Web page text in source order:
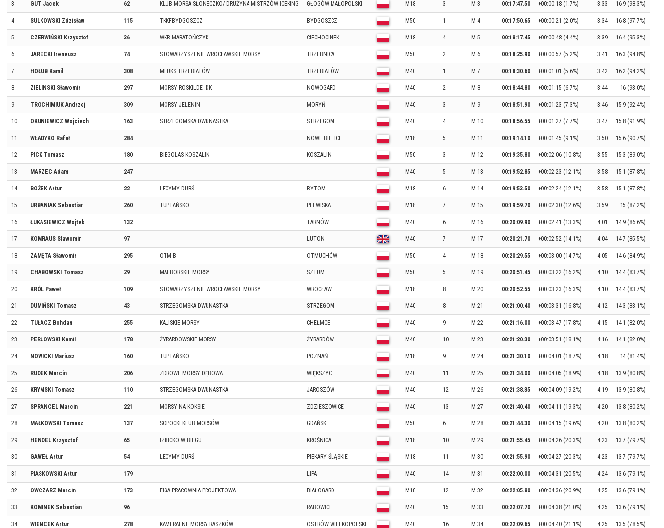
3 GUT Jacek 62 KLUB MORSA SŁONECZKO/ DRUŻYNA MISTRZÓW ICEKING GŁOGÓW MAŁOPOLSKI M18 3 M 3 00:17:47.50 +00:00:18 (1.7%) 3:33 16.9 (98.3%)
4 SULKOWSKI Zdzisław 115 TKKFBYDGOSZCZ BYDGOSZCZ M50 1 M 4 00:17:50.65 +00:00:21 (2.0%) 3:34 16.8 (97.7%)
5 CZERWIŃSKI Krzysztof 36 WKB MARATOŃCZYK CIECHOCINEK M18 4 M 5 00:18:17.45 +00:00:48 (4.4%) 3:39 16.4 (95.3%)
6 JARECKI Ireneusz 74 STOWARZYSZENIE WROCŁAWSKIE MORSY TRZEBNICA M50 2 M 6 00:18:25.90 +00:00:57 (5.2%) 3:41 16.3 (94.8%)
7 HOŁUB Kamil 308 MLUKS TRZEBIATÓW TRZEBIATÓW M40 1 M 7 00:18:30.60 +00:01:01 (5.6%) 3:42 16.2 (94.2%)
8 ZIELINSKI Sławomir 297 MORSY ROSKILDE .DK NOWOGARD M40 2 M 8 00:18:44.80 +00:01:15 (6.7%) 3:44 16 (93.0%)
9 TROCHIMIUK Andrzej 309 MORSY JELENIN MORYŃ M40 3 M 9 00:18:51.90 +00:01:23 (7.3%) 3:46 15.9 (92.4%)
10 OKUNIEWICZ Wojciech 163 STRZEGOMSKA DWUNASTKA STRZEGOM M40 4 M 10 00:18:56.55 +00:01:27 (7.7%) 3:47 15.8 (91.9%)
11 WŁADYKO Rafał 284 NOWE BIELICE M18 5 M 11 00:19:14.10 +00:01:45 (9.1%) 3:50 15.6 (90.7%)
12 PICK Tomasz 180 BIEGOLAS KOSZALIN KOSZALIN M50 3 M 12 00:19:35.80 +00:02:06 (10.8%) 3:55 15.3 (89.0%)
13 MARZEC Adam 247 M40 5 M 13 00:19:52.85 +00:02:23 (12.1%) 3:58 15.1 (87.8%)
14 BOŻEK Artur 22 LECYMY DURŚ BYTOM M18 6 M 14 00:19:53.50 +00:02:24 (12.1%) 3:58 15.1 (87.8%)
15 URBANIAK Sebastian 260 TUPTAŃSKO PLEWISKA M18 7 M 15 00:19:59.70 +00:02:30 (12.6%) 3:59 15 (87.2%)
16 ŁUKASIEWICZ Wojtek 132 TARNÓW M40 6 M 16 00:20:09.90 +00:02:41 (13.3%) 4:01 14.9 (86.6%)
17 KOMRAUS Slawomir 97 LUTON M40 7 M 17 00:20:21.70 +00:02:52 (14.1%) 4:04 14.7 (85.5%)
18 ZAMĘTA Sławomir 295 OTM B OTMUCHÓW M50 4 M 18 00:20:29.55 +00:03:00 (14.7%) 4:05 14.6 (84.9%)
19 CHABOWSKI Tomasz 29 MALBORSKIE MORSY SZTUM M50 5 M 19 00:20:51.45 +00:03:22 (16.2%) 4:10 14.4 (83.7%)
20 KRÓL Paweł 109 STOWARZYSZENIE WROCŁAWSKIE MORSY WROCŁAW M18 8 M 20 00:20:52.55 +00:03:23 (16.3%) 4:10 14.4 (83.7%)
21 DUMIŃSKI Tomasz 43 STRZEGOMSKA DWUNASTKA STRZEGOM M40 8 M 21 00:21:00.40 +00:03:31 (16.8%) 4:12 14.3 (83.1%)
22 TUŁACZ Bohdan 255 KALISKIE MORSY CHEŁMCE M40 9 M 22 00:21:16.00 +00:03:47 (17.8%) 4:15 14.1 (82.0%)
23 PERŁOWSKI Kamil 178 ŻYRARDOWSKIE MORSY ŻYRARDÓW M40 10 M 23 00:21:20.30 +00:03:51 (18.1%) 4:16 14.1 (82.0%)
24 NOWICKI Mariusz 160 TUPTAŃSKO POZNAŃ M18 9 M 24 00:21:30.10 +00:04:01 (18.7%) 4:18 14 (81.4%)
25 RUDEK Marcin 206 ZDROWE MORSY DĘBOWA WIĘKSZYCE M40 11 M 25 00:21:34.00 +00:04:05 (18.9%) 4:18 13.9 (80.8%)
26 KRYMSKI Tomasz 110 STRZEGOMSKA DWUNASTKA JAROSZÓW M40 12 M 26 00:21:38.35 +00:04:09 (19.2%) 4:19 13.9 (80.8%)
27 SPRANCEL Marcin 221 MORSY NA KOKSIE ZDZIESZOWICE M40 13 M 27 00:21:40.40 +00:04:11 (19.3%) 4:20 13.8 (80.2%)
28 MAŁKOWSKI Tomasz 137 SOPOCKI KLUB MORSÓW GDAŃSK M50 6 M 28 00:21:44.30 +00:04:15 (19.6%) 4:20 13.8 (80.2%)
29 HENDEL Krzysztof 65 IZBICKO W BIEGU KROŚNICA M18 10 M 29 00:21:55.45 +00:04:26 (20.3%) 4:23 13.7 (79.7%)
30 GAWEŁ Artur 54 LECYMY DURŚ PIEKARY ŚLĄSKIE M18 11 M 30 00:21:55.90 +00:04:27 (20.3%) 4:23 13.7 (79.7%)
31 PIASKOWSKI Artur 179 LIPA M40 14 M 31 00:22:00.00 +00:04:31 (20.5%) 4:24 13.6 (79.1%)
32 OWCZARZ Marcin 173 FIGA PRACOWNIA PROJEKTOWA BIAŁOGARD M18 12 M 32 00:22:05.80 +00:04:36 (20.9%) 4:25 13.6 (79.1%)
33 KOMINEK Sebastian 96 RABOWICE M40 15 M 33 00:22:07.70 +00:04:38 (21.0%) 4:25 13.6 (79.1%)
34 WIENCEK Artur 278 KAMERALNE MORSY RASZKÓW OSTRÓW WIELKOPOLSKI M40 16 M 34 00:22:09.65 +00:04:40 (21.1%) 4:25 13.5 (78.5%)